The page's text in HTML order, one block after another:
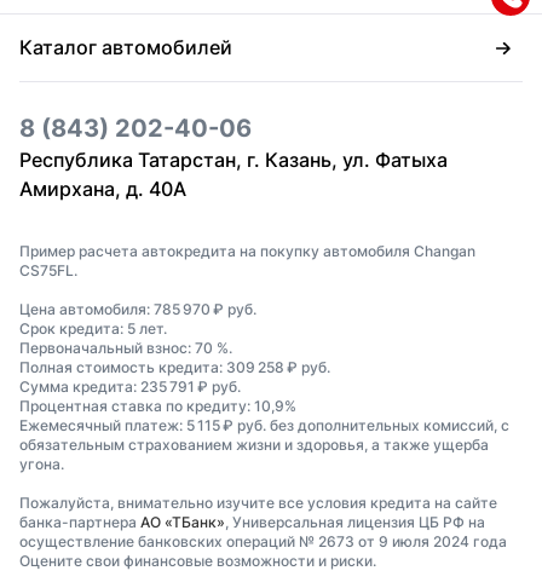
Каталог автомобилей
8 (843) 202-40-06
Республика Татарстан, г. Казань, ул. Фатыха
Амирхана, д. 40А
Пример расчета автокредита на покупку автомобиля Changan
CS75FL.
Цена автомобиля: 785 970 ₽ руб.
Срок кредита: 5 лет.
Первоначальный взнос: 70 %.
Полная стоимость кредита: 309 258 ₽ руб.
Сумма кредита: 235 791 ₽ руб.
Процентная ставка по кредиту: 10,9%
Ежемесячный платеж: 5 115 ₽ руб. без дополнительных комиссий, с
обязательным страхованием жизни и здоровья, а также ущерба
угона.
Пожалуйста, внимательно изучите все условия кредита на сайте
банка-партнера АО «ТБанк» , Универсальная лицензия ЦБ РФ на
осуществление банковских операций № 2673 от 9 июля 2024 года
Оцените свои финансовые возможности и риски.